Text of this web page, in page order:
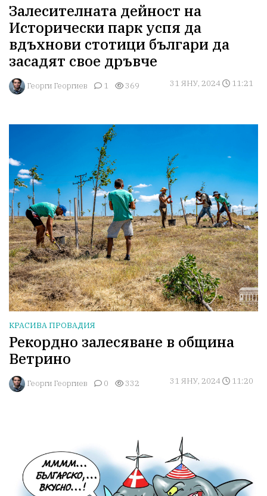
Залесителната дейност на
Исторически парк успя да
вдъхнови стотици българи да
засадят свое дръвче
Георги Георгиев 1 369 31 ЯНУ, 2024 11:21
КРАСИВА ПРОВАДИЯ
Рекордно залесяване в община
Ветрино
Георги Георгиев 0 332 31 ЯНУ, 2024 11:20